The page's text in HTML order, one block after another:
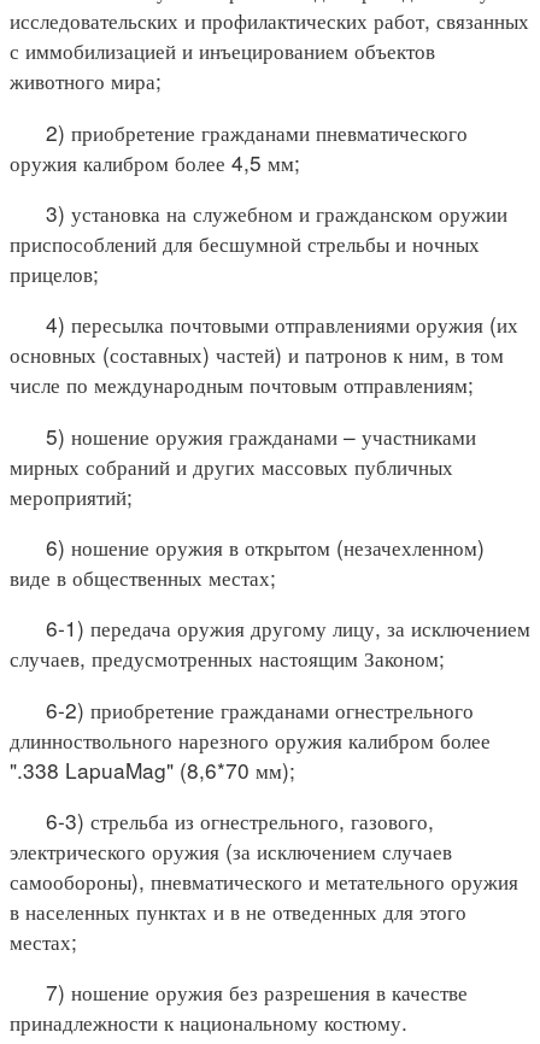
исследовательских и профилактических работ, связанных
с иммобилизацией и инъецированием объектов
животного мира;
2) приобретение гражданами пневматического
оружия калибром более 4,5 мм;
3) установка на служебном и гражданском оружии
приспособлений для бесшумной стрельбы и ночных
прицелов;
4) пересылка почтовыми отправлениями оружия (их
основных (составных) частей) и патронов к ним, в том
числе по международным почтовым отправлениям;
5) ношение оружия гражданами – участниками
мирных собраний и других массовых публичных
мероприятий;
6) ношение оружия в открытом (незачехленном)
виде в общественных местах;
6-1) передача оружия другому лицу, за исключением
случаев, предусмотренных настоящим Законом;
6-2) приобретение гражданами огнестрельного
длинноствольного нарезного оружия калибром более
".338 LapuaMag" (8,6*70 мм);
6-3) стрельба из огнестрельного, газового,
электрического оружия (за исключением случаев
самообороны), пневматического и метательного оружия
в населенных пунктах и в не отведенных для этого
местах;
7) ношение оружия без разрешения в качестве
принадлежности к национальному костюму.